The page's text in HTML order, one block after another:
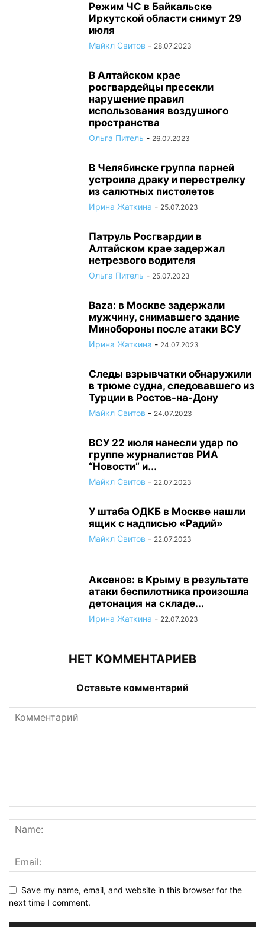
Режим ЧС в Байкальске
Иркутской области снимут 29
июля
Майкл Свитов - 28.07.2023
В Алтайском крае
росгвардейцы пресекли
нарушение правил
использования воздушного
пространства
Ольга Питель - 26.07.2023
В Челябинске группа парней
устроила драку и перестрелку
из салютных пистолетов
Ирина Жаткина - 25.07.2023
Патруль Росгвардии в
Алтайском крае задержал
нетрезвого водителя
Ольга Питель - 25.07.2023
Baza: в Москве задержали
мужчину, снимавшего здание
Минобороны после атаки ВСУ
Ирина Жаткина - 24.07.2023
Следы взрывчатки обнаружили
в трюме судна, следовавшего из
Турции в Ростов-на-Дону
Майкл Свитов - 24.07.2023
ВСУ 22 июля нанесли удар по
группе журналистов РИА
“Новости” и...
Майкл Свитов - 22.07.2023
У штаба ОДКБ в Москве нашли
ящик с надписью «Радий»
Майкл Свитов - 22.07.2023
Аксенов: в Крыму в результате
атаки беспилотника произошла
детонация на складе...
Ирина Жаткина - 22.07.2023
НЕТ КОММЕНТАРИЕВ
Оставьте комментарий
Save my name, email, and website in this browser for the
next time I comment.